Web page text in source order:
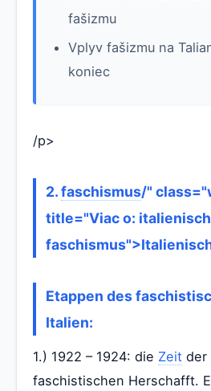
fašizmu
Vplyv fašizmu na
koniec
/p>
2.faschismus/"
title="Viac o:
Etappen des
Italien:
1.) 1922 – 1924: die Zeit der
faschistischen Herschafft.